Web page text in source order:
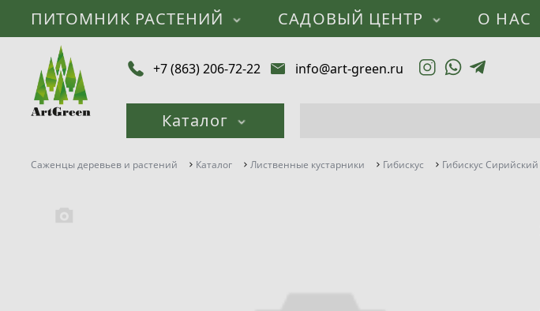
ПИТОМНИК РАСТЕНИЙ САДОВЫЙ ЦЕНТР О НАС
+7 (863) 206-72-22 info@art-green.ru
Каталог
Саженцы деревьев и растений Каталог Лиственные кустарники Гибискус Гибискус Сирийский